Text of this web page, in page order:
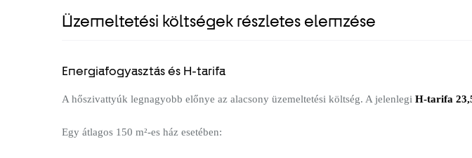
Üzemeltetési költségek részletes elemzése
Energiafogyasztás és H-tarifa
A hőszivattyúk legnagyobb előnye az alacsony üzemeltetési költség. A jelenlegi H-tarifa
Egy átlagos 150 m²-es ház esetében: